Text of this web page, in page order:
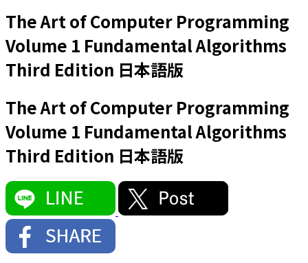
The Art of Computer Programming
Volume 1 Fundamental Algorithms
Third Edition 日本語版
The Art of Computer Programming
Volume 1 Fundamental Algorithms
Third Edition 日本語版